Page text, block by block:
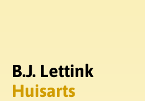
B.J. Lettink
Huisarts